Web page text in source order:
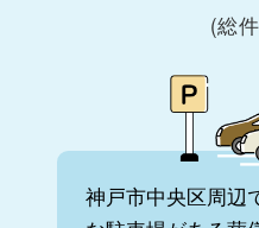
(総
神戸市中央区周辺